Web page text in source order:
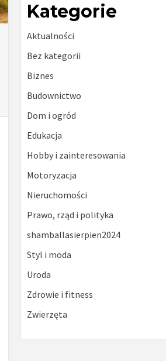
Kategorie
Aktualności
Bez kategorii
Biznes
Budownictwo
Dom i ogród
Edukacja
Hobby i zainteresowania
Motoryzacja
Nieruchomości
Prawo, rząd i polityka
shamballasierpien2024
Styl i moda
Uroda
Zdrowie i fitness
Zwierzęta